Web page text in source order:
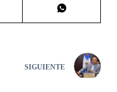
SIGUIENTE